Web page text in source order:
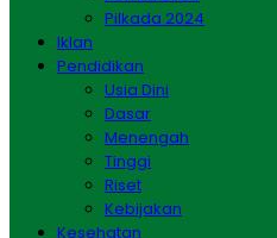
Pilkada 2024
Iklan
Pendidikan
Usia Dini
Dasar
Menengah
Tinggi
Riset
Kebijakan
Kesehatan